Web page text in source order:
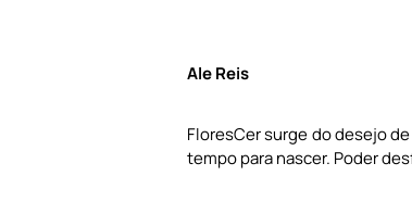
Ale Reis
FloresCer surge do desejo
tempo para nascer. Poder